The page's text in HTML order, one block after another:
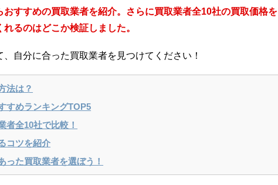
おすすめの買取業者を紹介。さらに買取業者全10社の買取価格を
るのはどこか検証しました。
自分に合った買取業者を見つけてください！
法は？
すめランキングTOP5
者全10社で比較！
コツを紹介
った買取業者を選ぼう！